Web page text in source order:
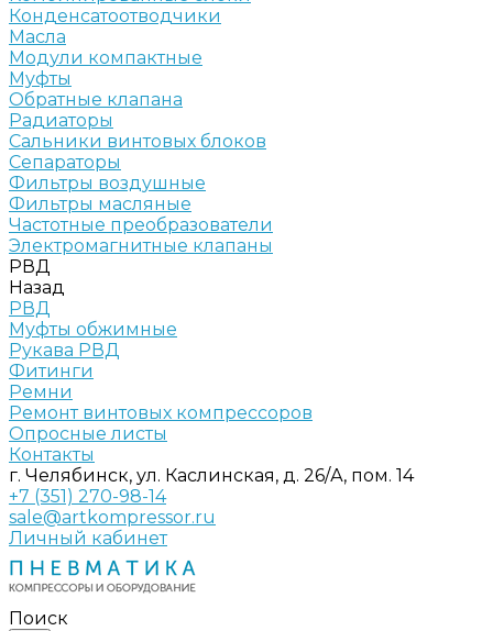
Конденсатоотводчики
Масла
Модули компактные
Муфты
Обратные клапана
Радиаторы
Сальники винтовых блоков
Сепараторы
Фильтры воздушные
Фильтры масляные
Частотные преобразователи
Электромагнитные клапаны
РВД
Назад
РВД
Муфты обжимные
Рукава РВД
Фитинги
Ремни
Ремонт винтовых компрессоров
Опросные листы
Контакты
г. Челябинск, ул. Каслинская, д. 26/А, пом. 14
+7 (351) 270-98-14
sale@artkompressor.ru
Личный кабинет
Поиск